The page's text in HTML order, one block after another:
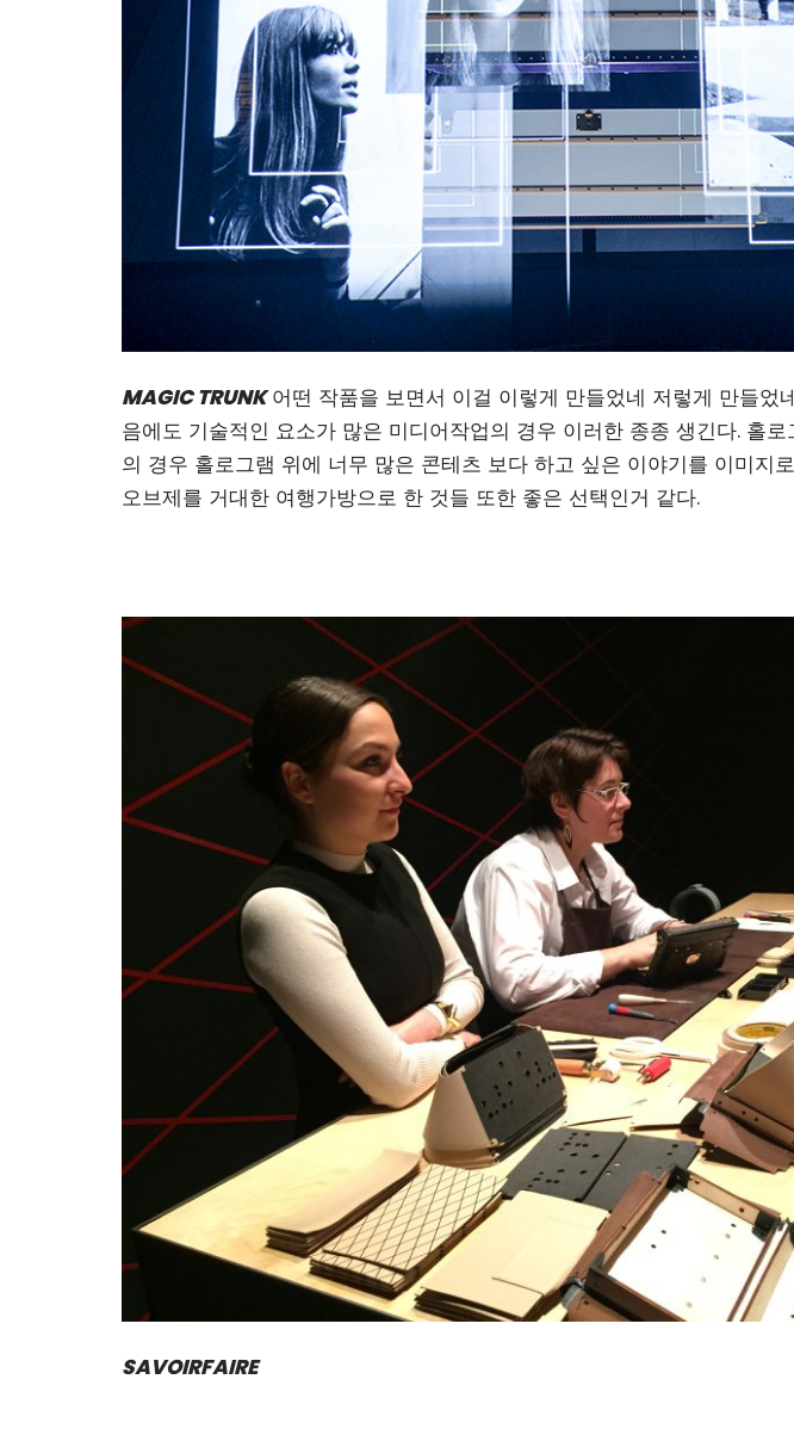
MAGIC TRUNK어떤 작품을 보면서 이걸 이렇게 만들었네 저렇게 만들었
음에도 기술적인 요소가 많은 미디어작업의 경우 이러한 종종 생긴다. 홀
의 경우 홀로그램 위에 너무 많은 콘테츠 보다 하고 싶은 이야기를 이미지
오브제를 거대한 여행가방으로 한 것들 또한 좋은 선택인거 같다.
SAVOIRFAIRE